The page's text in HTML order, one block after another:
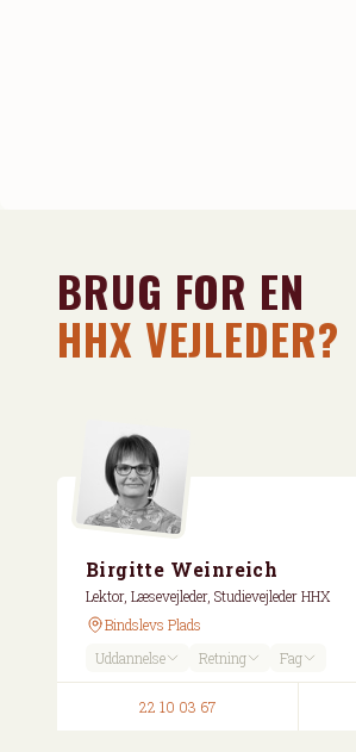
BRUG FOR EN
HHX VEJLEDER?
Birgitte Weinreich
Lektor, Læsevejleder, Studievejleder HHX
Bindslevs Plads
Uddannelse
Retning Fag
22 10 03 67